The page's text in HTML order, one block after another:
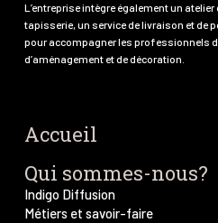
L’entreprise intègre également un
tapisserie, un service de livraison et de
pour accompagner les professionnels
d’aménagement et de décoration.
Accueil
Qui sommes-nous?
Indigo Diffusion
Métiers et savoir-faire